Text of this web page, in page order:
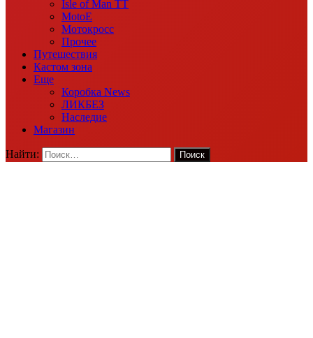
Isle of Man TT
MotoE
Мотокросс
Прочее
Путешествия
Кастом зона
Еще
Коробка News
ЛИКБЕЗ
Наследие
Магазин
Найти: